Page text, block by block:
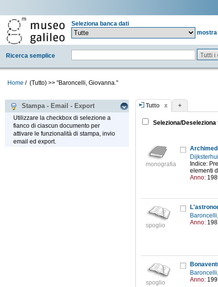
Seleziona banca dati
mostra
Ricerca semplice Tutti i
Home / (Tutto) >> "Baroncelli, Giovanna."
Stampa - Email - Export
Utilizzare la checkbox di selezione a
fianco di ciascun documento per
attivare le funzionalità di stampa, invio
email ed export.
Tutto +
Seleziona/Deseleziona
monografia
Indice:
elementi
Anno:
spoglio
Anno:
spoglio
Anno: